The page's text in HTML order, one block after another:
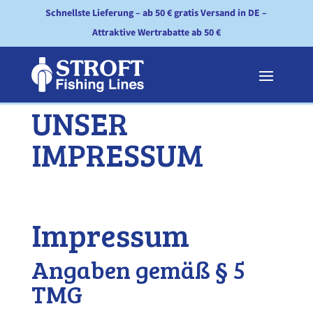
Schnellste Lieferung – ab 50 € gratis Versand in DE –
Attraktive Wertrabatte ab 50 €
UNSER
IMPRESSUM
Impressum
Angaben gemäß § 5
TMG